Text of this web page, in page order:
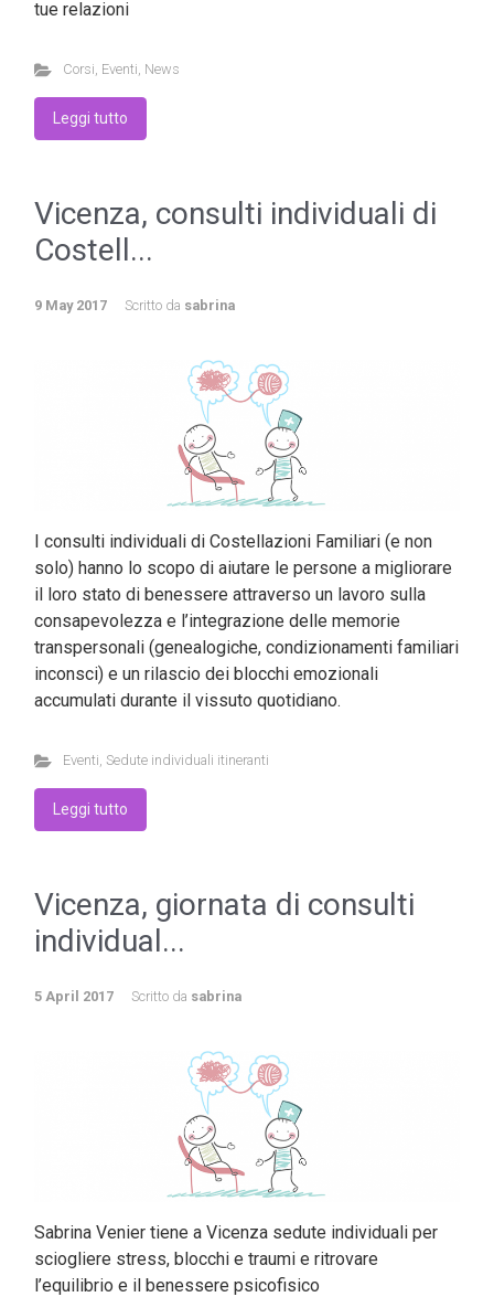
tue relazioni
Corsi, Eventi, News
Leggi tutto
Vicenza, consulti individuali di
Costell...
9 May 2017 Scritto da sabrina
I consulti individuali di Costellazioni Familiari (e non
solo) hanno lo scopo di aiutare le persone a migliorare
il loro stato di benessere attraverso un lavoro sulla
consapevolezza e l’integrazione delle memorie
transpersonali (genealogiche, condizionamenti familiari
inconsci) e un rilascio dei blocchi emozionali
accumulati durante il vissuto quotidiano.
Eventi, Sedute individuali itineranti
Leggi tutto
Vicenza, giornata di consulti
individual...
5 April 2017 Scritto da sabrina
Sabrina Venier tiene a Vicenza sedute individuali per
sciogliere stress, blocchi e traumi e ritrovare
l’equilibrio e il benessere psicofisico